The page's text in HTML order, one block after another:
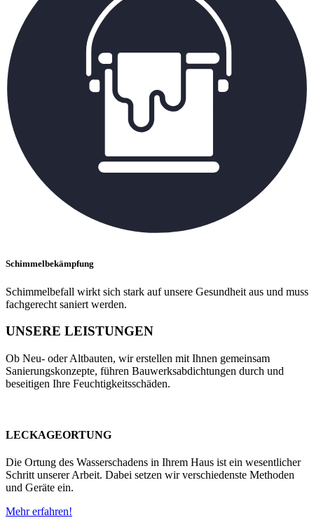
Schimmelbekämpfung
Schimmelbefall wirkt sich stark auf unsere Gesundheit aus und muss
fachgerecht saniert werden.
UNSERE LEISTUNGEN
Ob Neu- oder Altbauten, wir erstellen mit Ihnen gemeinsam
Sanierungskonzepte, führen Bauwerksabdichtungen durch und
beseitigen Ihre Feuchtigkeitsschäden.
LECKAGEORTUNG
Die Ortung des Wasserschadens in Ihrem Haus ist ein wesentlicher
Schritt unserer Arbeit. Dabei setzen wir verschiedenste Methoden
und Geräte ein.
Mehr erfahren!